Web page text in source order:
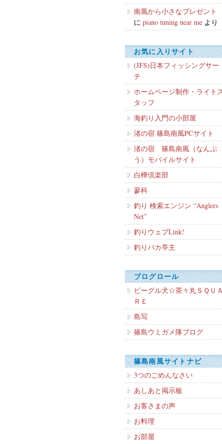
南風から小さなプレゼント
に piano tuning near me より
お気に入りサイト
(JFS)日本フィッシングサー
チ
ホームページ制作・ライト
タッフ
海釣り入門の小部屋
渚の宿 篠島南風PCサイト
渚の宿 篠島南風（なんぷ
う）モバイルサイト
白樺倶楽部
蓼科
釣り 検索エンジン “Anglers
Net”
釣りウェブLink!
釣りバカ亭主
ブログロール
ビーグル犬☆茶々丸ＳＱＵ
ＲＥ
島写
篠島ウミガメ隊ブログ
篠島南風サイトナビ
3つのごめんなさい
あしあと掲示板
お客さまの声
お料理
お部屋